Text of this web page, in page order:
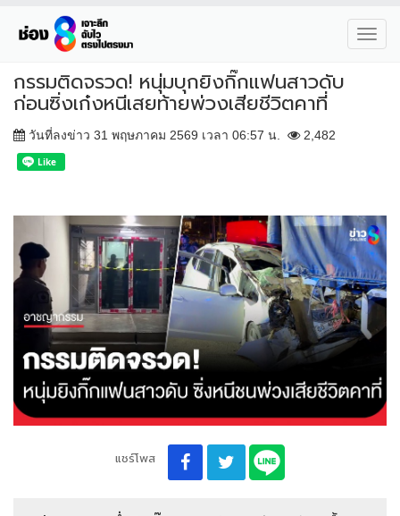
กรรมติดจรวด! หนุ่มบุกยิงกิ๊กแฟนสาวดับ
ก่อนซิ่งเก๋งหนีเสยท้ายพ่วงเสียชีวิตคาที่
วันที่ลงข่าว 31 พฤษภาคม 2569 เวลา 06:57 น. 2,482
แชร์โพส